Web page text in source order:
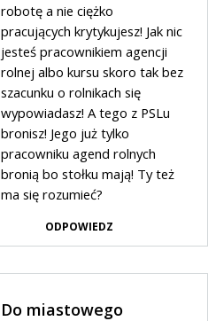
robotę a nie ciężko
pracujących krytykujesz! Jak nic
jesteś pracownikiem agencji
rolnej albo kursu skoro tak bez
szacunku o rolnikach się
wypowiadasz! A tego z PSLu
bronisz! Jego już tylko
pracowniku agend rolnych
bronią bo stołku mają! Ty też
ma się rozumieć?
ODPOWIEDZ
Do miastowego